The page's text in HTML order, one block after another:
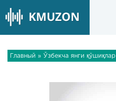
Главный » Ўзбекча янги қўшиқлар